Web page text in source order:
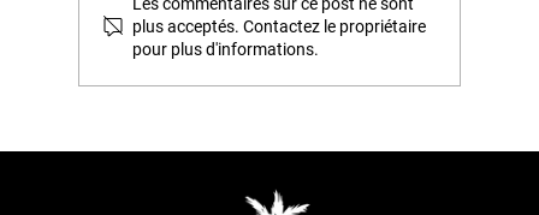
plus acceptés. Contactez le propriétaire
pour plus d'informations.